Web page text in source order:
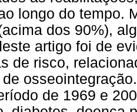
longo do tempo.
dos 90%),
artigo foi de
de risco,
de 1969 e